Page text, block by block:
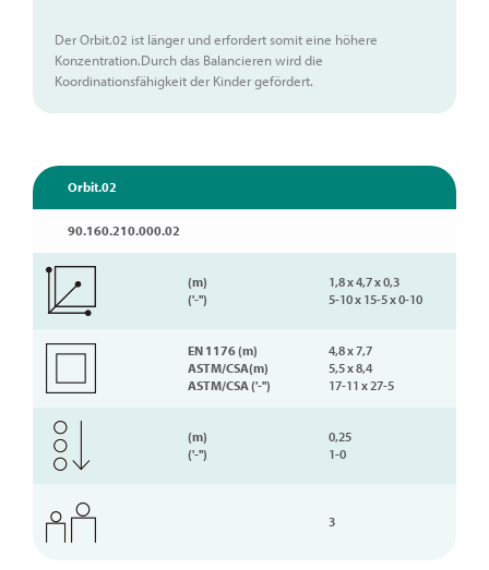
Der Orbit.02 ist länger und erfordert somit eine höhere
Konzentration.Durch das Balancieren wird die
Koordinationsfähigkeit der Kinder gefördert.
Orbit.02
90.160.210.000.02
(m)
('-'')
1,8 x 4,7 x 0,3
5-10 x 15-5 x 0-10
EN 1176 (m)
ASTM/CSA(m)
ASTM/CSA ('-'')
4,8 x 7,7
5,5 x 8,4
17-11 x 27-5
(m)
('-'')
0,25
1-0
3